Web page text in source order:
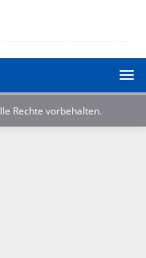
Rechte vorbehalten.